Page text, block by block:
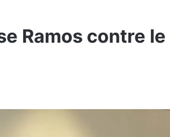
Ramos contre le